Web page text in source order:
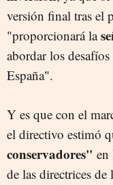
versión final tras el
"proporcionará la
abordar los
España".
Y es que con el
el directivo estimó
conservadores" en
de las directrices